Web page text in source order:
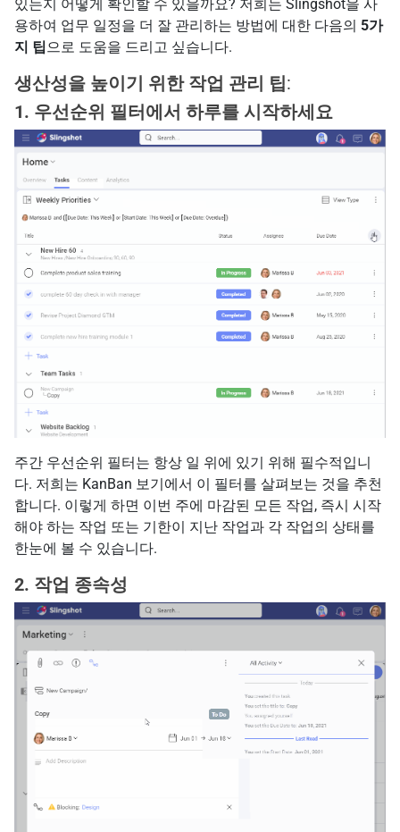
있는지 어떻게 확인할 수 있을까요? 저희는 Slingshot을 사
용하여 업무 일정을 더 잘 관리하는 방법에 대한 다음의 5가
지 팁으로 도움을 드리고 싶습니다.
생산성을 높이기 위한 작업 관리 팁:
1. 우선순위 필터에서 하루를 시작하세요
주간 우선순위 필터는 항상 일 위에 있기 위해 필수적입니
다. 저희는 KanBan 보기에서 이 필터를 살펴보는 것을 추천
합니다. 이렇게 하면 이번 주에 마감된 모든 작업, 즉시 시작
해야 하는 작업 또는 기한이 지난 작업과 각 작업의 상태를
한눈에 볼 수 있습니다.
2. 작업 종속성